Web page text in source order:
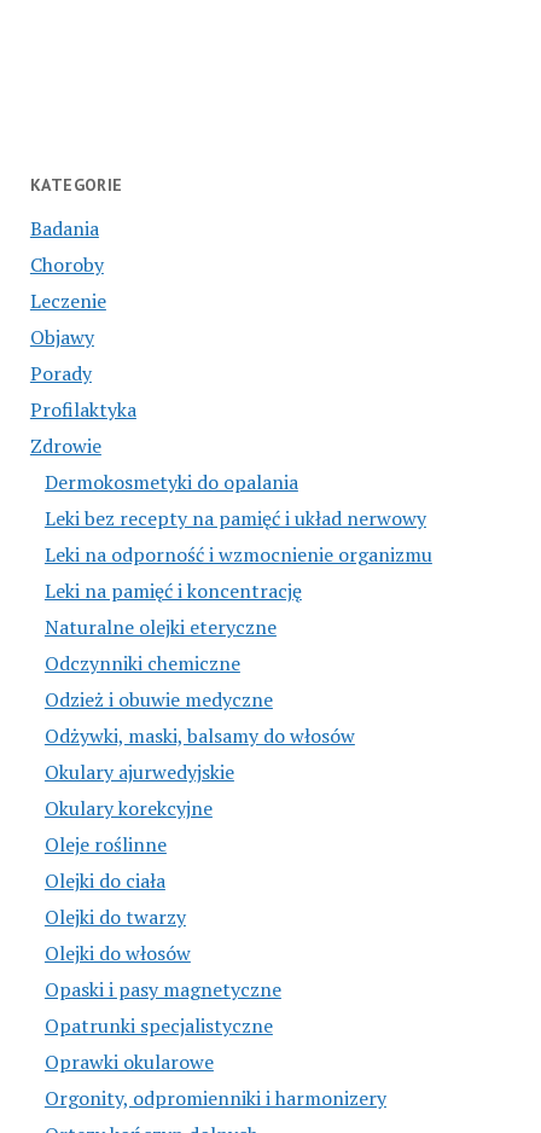
KATEGORIE
Badania
Choroby
Leczenie
Objawy
Porady
Profilaktyka
Zdrowie
Dermokosmetyki do opalania
Leki bez recepty na pamięć i układ nerwowy
Leki na odporność i wzmocnienie organizmu
Leki na pamięć i koncentrację
Naturalne olejki eteryczne
Odczynniki chemiczne
Odzież i obuwie medyczne
Odżywki, maski, balsamy do włosów
Okulary ajurwedyjskie
Okulary korekcyjne
Oleje roślinne
Olejki do ciała
Olejki do twarzy
Olejki do włosów
Opaski i pasy magnetyczne
Opatrunki specjalistyczne
Oprawki okularowe
Orgonity, odpromienniki i harmonizery